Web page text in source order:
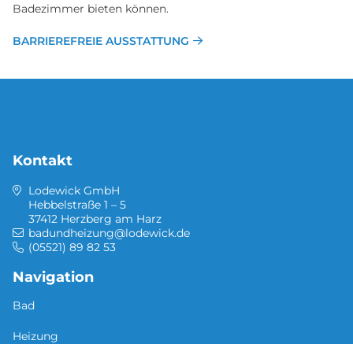
Badezimmer bieten können.
BARRIEREFREIE AUSSTATTUNG
Kontakt
Lodewick GmbH
Hebbelstraße 1 – 5
37412 Herzberg am Harz
badundheizung@lodewick.de
(05521) 89 82 53
Navigation
Bad
Heizung